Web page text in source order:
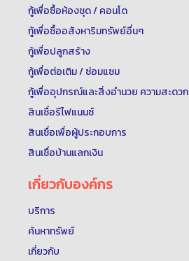
กู้เพื่อซื้อห้องชุด / คอนโด
กู้เพื่อซื้ออสังหาริมทรัพย์อื่นๆ
กู้เพื่อปลูกสร้าง
กู้เพื่อต่อเติม / ซ่อมแซม
กู้เพื่ออุปกรณ์และสิ่งอำนวย ความสะดวก
สินเชื่อรีไฟแนนซ์
สินเชื่อเพื่อผู้ประกอบการ
สินเชื่อบ้านแลกเงิน
เกี่ยวกับองค์กร
บริการ
ค้นหาทรัพย์
เกี่ยวกับ